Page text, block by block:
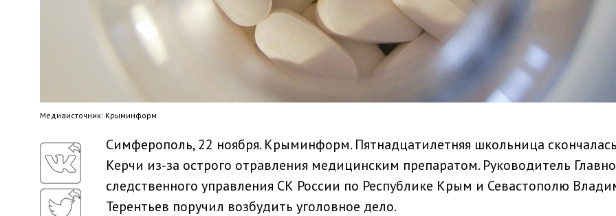
Медиaисточник: Крыминформ
Симферополь, 22 ноября. Крыминформ. Пятнадцатилетняя школьница
Керчи из-за острого отравления медицинским препаратом. Руководитель
следственного управления СК России по Республике Крым и Севастополю
Терентьев поручил возбудить уголовное дело.